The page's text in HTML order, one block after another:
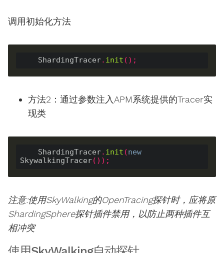
调用初始化方法
    ShardingTracer
. init ();
方法2：通过参数注入APM系统提供的Tracer实
现类
    ShardingTracer
. init (new
SkywalkingTracer());
注意:使用SkyWalking的OpenTracing探针时，应将原
ShardingSphere探针插件禁用，以防止两种插件互
相冲突